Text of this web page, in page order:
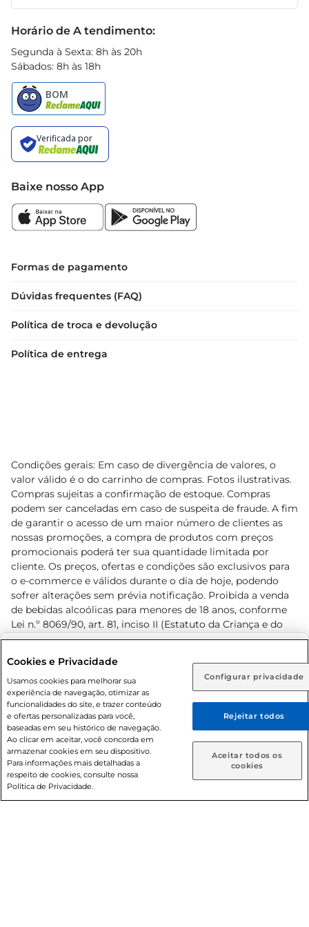
Rio de Janeiro (RJ) Goiás (GO)
Ou
Caso queira comprar online, informe como deseja receber
suas compras:
Entrega em casa Retire em Loja
Horário de A tendimento:
Segunda à Sexta: 8h às 20h
Sábados: 8h às 18h
Baixe nosso App
Formas de pagamento
Dúvidas frequentes (FAQ)
Política de troca e devolução
Política de entrega
Condições gerais: Em caso de divergência de valores, o
valor válido é o do carrinho de compras. Fotos ilustrativas.
Compras sujeitas a confirmação de estoque. Compras
podem ser canceladas em caso de suspeita de fraude. A fim
de garantir o acesso de um maior número de clientes as
nossas promoções, a compra de produtos com preços
promocionais poderá ter sua quantidade limitada por
cliente. Os preços, ofertas e condições são exclusivos para
o e-commerce e válidos durante o dia de hoje, podendo
sofrer alterações sem prévia notificação. Proibida a venda
de bebidas alcoólicas para menores de 18 anos, conforme
Lei n.º 8069/90, art. 81, inciso II (Estatuto da Criança e do
Adolescente). Preços e condições exclusivos para o
prévio. O valor mínimo para as compras on-line é de R$
80,00.
© 2026 Copyright. Todos os direitos
reservados Prezunic.
Cookies e Privacidade
Usamos cookies para melhorar sua
experiência de navegação, otimizar as
funcionalidades do site, e trazer conteúdo
e ofertas personalizadas para você,
baseadas em seu histórico de navegação.
Ao clicar em aceitar, você concorda em
armazenar cookies em seu dispositivo.
Para informações mais detalhadas a
respeito de cookies, consulte nossa
Política de Privacidade.
Configurar privacidade
Rejeitar todos
Aceitar todos os
cookies